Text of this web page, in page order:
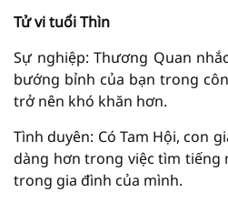
Tử vi tuổi Thìn
Sự nghiệp: Thương Quan
bướng bỉnh của bạn trong
trở nên khó khăn hơn.
Tình duyên: Có Tam Hội, con
dàng hơn trong việc tìm tiếng
trong gia đình của mình.